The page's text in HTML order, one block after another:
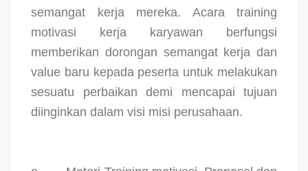
semangat kerja mereka. Acara training
motivasi kerja karyawan berfungsi
memberikan dorongan semangat kerja dan
value baru kepada peserta untuk melakukan
sesuatu perbaikan demi mencapai tujuan
diinginkan dalam visi misi perusahaan.